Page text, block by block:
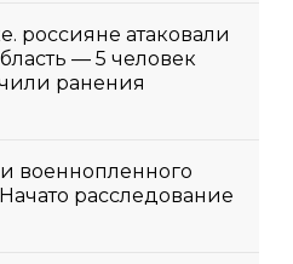
россияне атаковали
— 5 человек
ранения
военнопленного
расследование